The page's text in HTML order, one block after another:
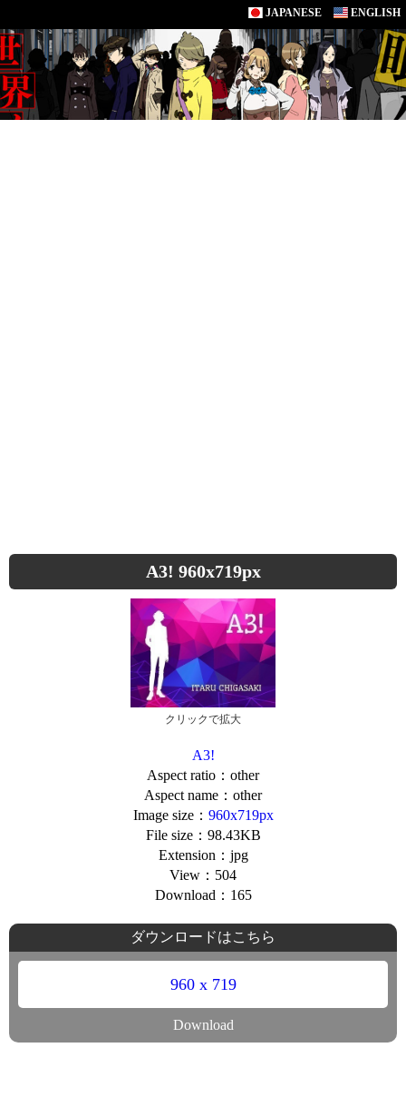
JAPANESE ENGLISH
A3! 960x719px
クリックで拡大
A3!
Aspect ratio：other
Aspect name：other
Image size： 960x719px
File size：98.43KB
Extension：jpg
View：504
Download：165
ダウンロードはこちら
960 x 719
Download